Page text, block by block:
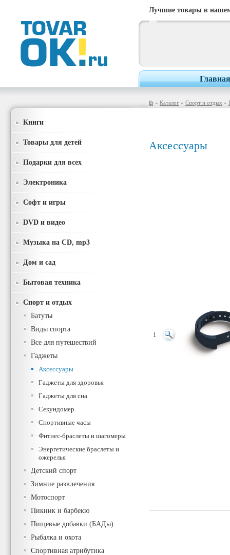
Лучшие товары в
Главная
» Каталог » Спорт и отдых »
Книги
Товары для детей
Подарки для всех
Электроника
Софт и игры
DVD и видео
Музыка на CD, mp3
Дом и сад
Бытовая техника
Спорт и отдых
Батуты
Виды спорта
Все для путешествий
Гаджеты
Аксессуары
Гаджеты для здоровья
Гаджеты для сна
Секундомер
Спортивные часы
Фитнес-браслеты и шагомеры
Энергетические браслеты и
ожерелья
Детский спорт
Зимние развлечения
Мотоспорт
Пикник и барбекю
Пищевые добавки (БАДы)
Рыбалка и охота
Спортивная атрибутика
Аксессуары
1